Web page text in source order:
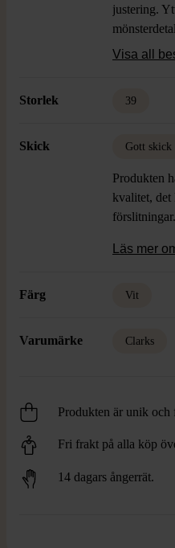
justering.
stilren mix
Visa all
Storlek 39
Skick Gott skick
Produkten
kvalitet, det
förslitningar.
Läs mer
Färg Vit
Varumärke Clarks
Produkten är unik och
Fri frakt på alla köp
14 dagars ångerrät.